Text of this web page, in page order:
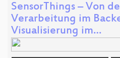
SensorThings – Von
Verarbeitung im
Visualisierung im…